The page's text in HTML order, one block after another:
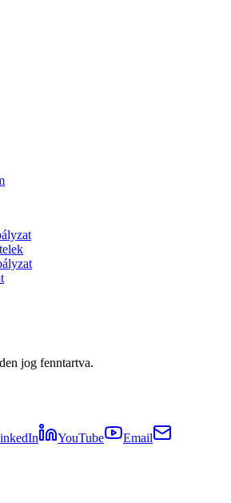
jog fenntartva.
YouTube Email